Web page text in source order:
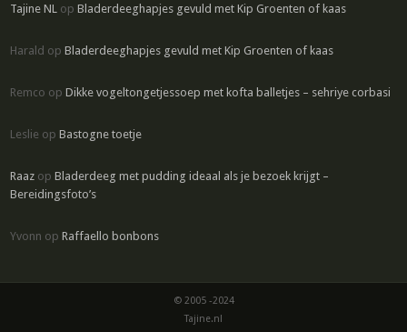
Tajine NL opBladerdeeghapjes gevuld met Kip Groenten of kaas
Harald opBladerdeeghapjes gevuld met Kip Groenten of kaas
Remco opDikke vogeltongetjessoep met kofta balletjes – sehriye corbasi
Leslie opBastogne toetje
Raaz opBladerdeeg met pudding ideaal als je bezoek krijgt –
Bereidingsfoto’s
Yvonn opRaffaello bonbons
© 2005 -2024
Tajine.nl